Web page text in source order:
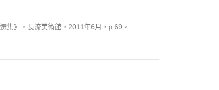
集》，長流美術館，2011年6月，p.69。